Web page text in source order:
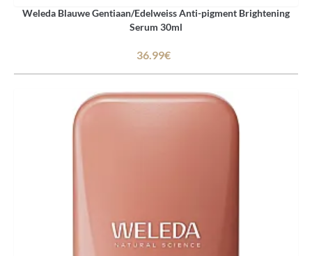
Weleda Blauwe Gentiaan/Edelweiss Anti-pigment Brightening
Serum 30ml
36.99€